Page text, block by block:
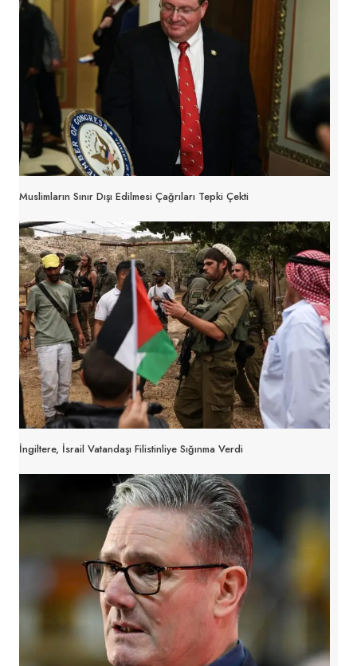
Muslimların Sınır Dışı Edilmesi Çağrıları Tepki Çekti
İngiltere, İsrail Vatandaşı Filistinliye Sığınma Verdi